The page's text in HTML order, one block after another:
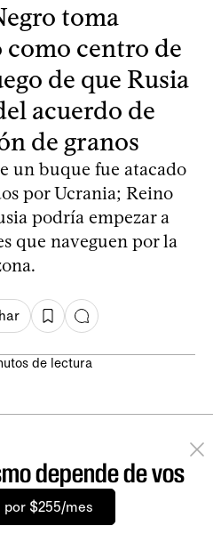
toma
centro de
de que Rusia
acuerdo de
de granos
un buque fue atacado
por Ucrania; Reino
podría empezar a
que naveguen por la
de lectura
depende de vos
por $255/mes